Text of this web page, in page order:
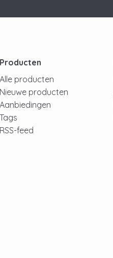
Producten
Alle producten
Nieuwe producten
Aanbiedingen
Tags
RSS-feed